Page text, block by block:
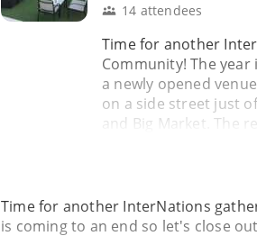
14 attendees
Time for another
Community! The
a newly opened
on a side street just
and Big Market. The
Time for another InterNations
is coming to an end so let's close